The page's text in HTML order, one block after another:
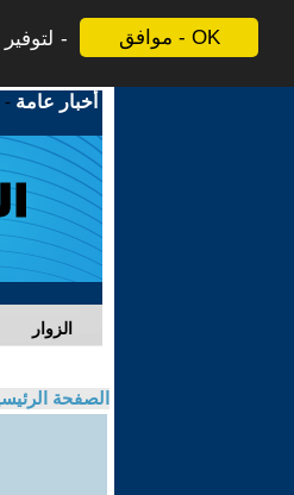
موافق - OK
أخبار عامة -
الزوار
الصفحة